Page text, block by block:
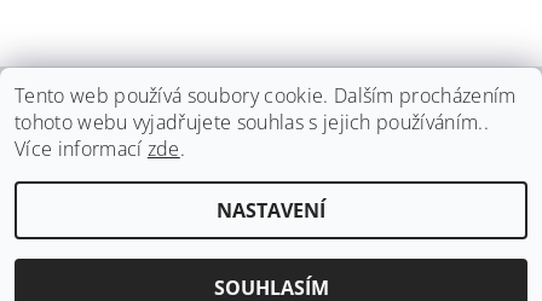
haspadent.cz
HASPA dent, spol. s r.o., všechna práva vyhrazena
cookies
Vytvořil Shoptet
Tento web používá soubory cookie. Dalším procházením
tohoto webu vyjadřujete souhlas s jejich používáním..
Více informací zde.
NASTAVENÍ
SOUHLASÍM